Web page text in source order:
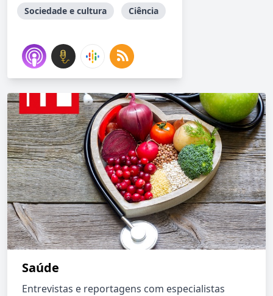
Sociedade e cultura Ciência
Saúde
Entrevistas e reportagens com especialistas